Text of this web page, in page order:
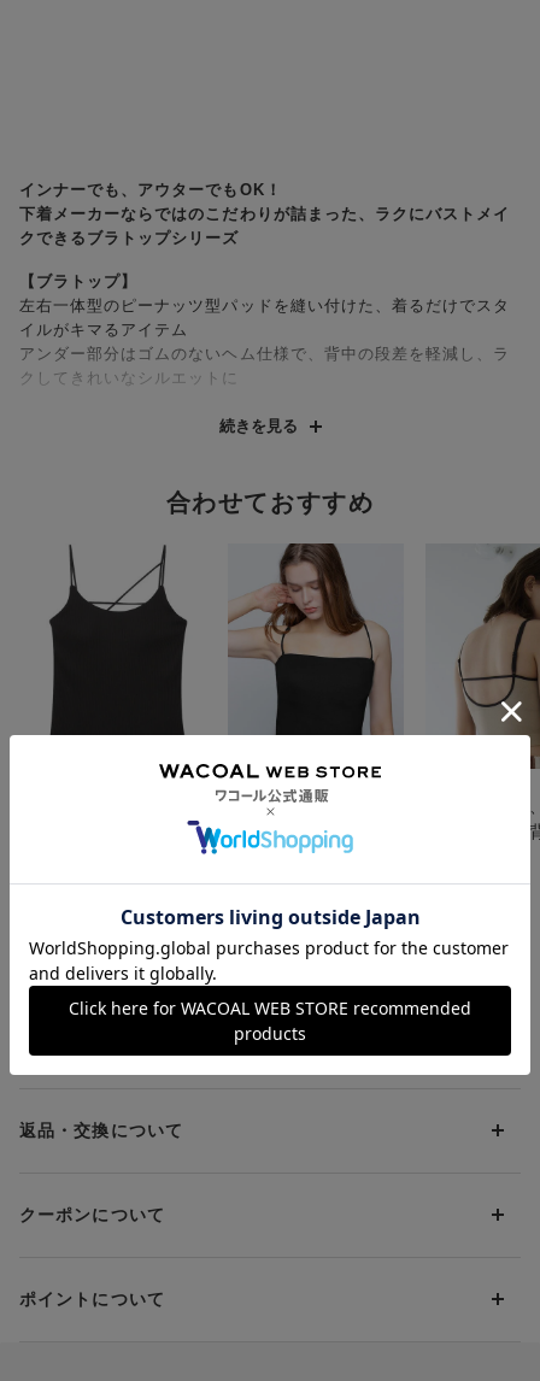
インナーでも、アウターでもOK！
下着メーカーならではのこだわりが詰まった、ラクにバストメイ
クできるブラトップシリーズ
【ブラトップ】
左右一体型のピーナッツ型パッドを縫い付けた、着るだけでスタ
イルがキマるアイテム
アンダー部分はゴムのないヘム仕様で、背中の段差を軽減し、ラ
クしてきれいなシルエットに
・左右一体型のパッドなので、バストトップが広がりにくい
さまざまなファッションに合わせやすい、シンプルでタイトなシ
ルエットのベーシックブラトップ。
ネックラインはストレートなので、スタイリッシュでモードな雰
囲気を演出します。
使い方次第でインでもアウトでも着用でき、シースルートップス
の下やジャケットインなどの着こなしが楽しめるアイテム。
全体的に明るい印象に見せたい時も、シャキッとクールな印象に
見せたい時も。
気分によって使い分け可能なカラーバリエーションも魅力です。
「BLカラー」…モードな着こなしができるブラック
「BRカラー」…落ち着いた大人のブラウン
「IVカラー」…すっきりした着こなしができるアイボリー
続きを見る
合わせておすすめ
も、１枚での着用もＯ
アンフィ
ストラップの取りはず
しができるブラトップ
ベアトップ
ーでもＯＫ！
せにも♪ ブラ
お支払方法について
お支払い方法は下記よりお選びいただけます。
代金引換
PayPay
楽天ペイ
※商品や条件により、一部ご利用いただけないお支払方法がござ
（税込）（全国一律）をご負担いただきます。
す。
返品・交換について
ブラジャー・靴・スポーツタイツ(CW-X)・一部マタニティ商品
い」をご利用ください。ただし、セール商品は返送料無料の対
象外です。
クーポンについて
クーポン利用方法について
クーポン利用欄の『クーポンを利用する』にチェックし、取得
ポイントについて